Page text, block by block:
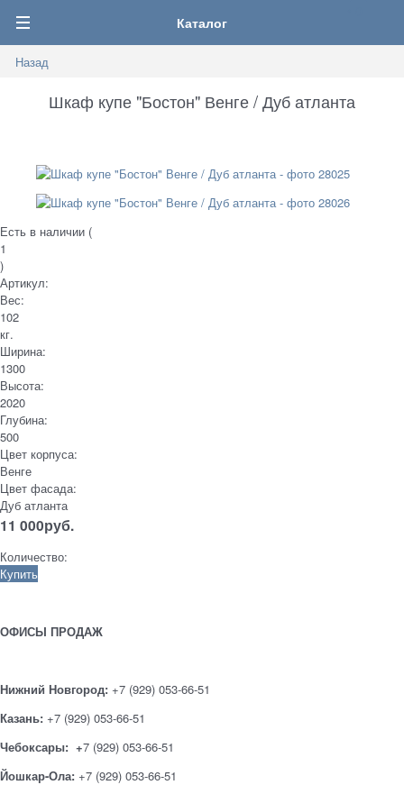
Каталог
Назад
Шкаф купе "Бостон" Венге / Дуб атланта
Есть в наличии (
1
)
Артикул:
Вес:
102
кг.
Ширина:
1300
Высота:
2020
Глубина:
500
Цвет корпуса:
Венге
Цвет фасада:
Дуб атланта
11 000руб.
Количество:
Купить
ОФИСЫ ПРОДАЖ
Нижний Новгород: +7 (929) 053-66-51
Казань: +7 (929) 053-66-51
Чебоксары: +7 (929) 053-66-51
Йошкар-Ола: +7 (929) 053-66-51